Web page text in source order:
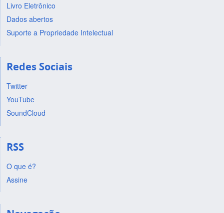
Livro Eletrônico
Dados abertos
Suporte a Propriedade Intelectual
Redes Sociais
Twitter
YouTube
SoundCloud
RSS
O que é?
Assine